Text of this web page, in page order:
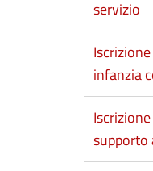
servizio
infanzia
supporto